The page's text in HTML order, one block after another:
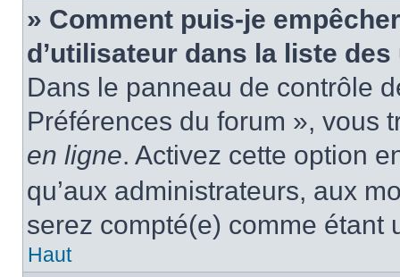
» Comment puis-je
d’utilisateur dans la liste
Dans le panneau de contrôle
Préférences du forum », vous
en ligne. Activez cette option
qu’aux administrateurs, aux
serez compté(e) comme étant
Haut